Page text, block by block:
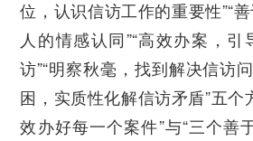
位，认识信访工作的重要性”“
人的情感认同”“高效办案，
访”“明察秋毫，找到解决信访
困，实质性化解信访矛盾”五个
效办好每一个案件”与“三个善